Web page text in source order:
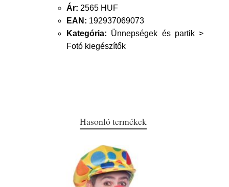
Ár: 2565 HUF
EAN: 192937069073
Kategória: Ünnepségek és partik >
Fotó kiegészítők
Hasonló termékek